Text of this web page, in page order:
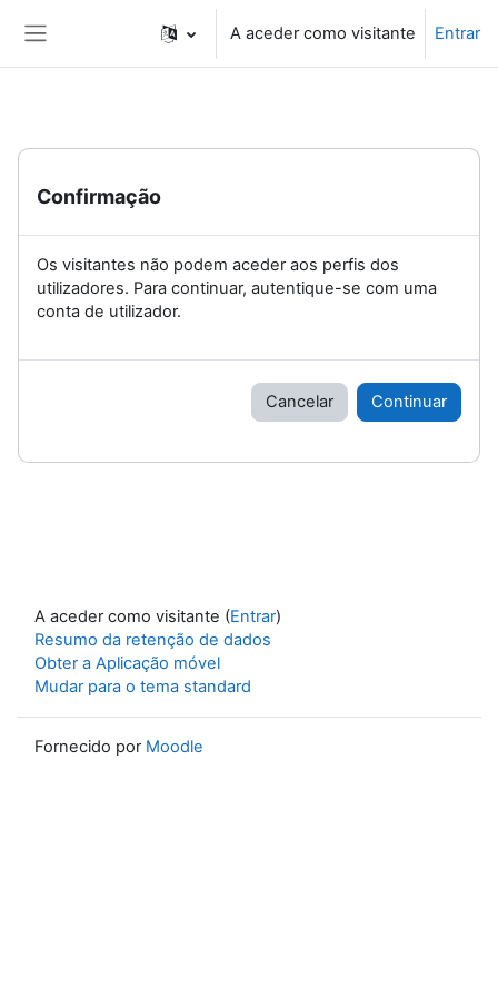
A aceder como visitante Entrar
Confirmação
Os visitantes não podem aceder aos perfis dos
utilizadores. Para continuar, autentique-se com uma
conta de utilizador.
Cancelar Continuar
A aceder como visitante (Entrar)
Resumo da retenção de dados
Obter a Aplicação móvel
Mudar para o tema standard
Fornecido por Moodle